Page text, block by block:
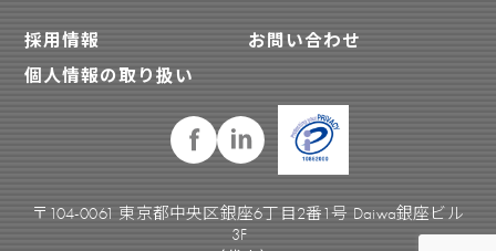
採用情報
お問い合わせ
個人情報の取り扱い
〒104-0061 東京都中央区銀座6丁目2番1号 Daiwa銀座ビル
3F